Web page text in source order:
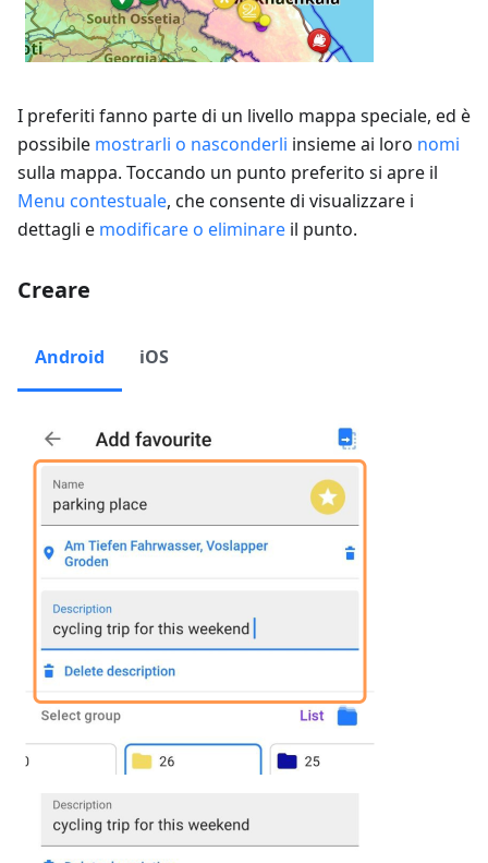
I preferiti fanno parte di un livello mappa speciale, ed è
possibile mostrarli o nasconderli insieme ai loro nomi
sulla mappa. Toccando un punto preferito si apre il
Menu contestuale, che consente di visualizzare i
dettagli e modificare o eliminare il punto.
Creare
Android iOS